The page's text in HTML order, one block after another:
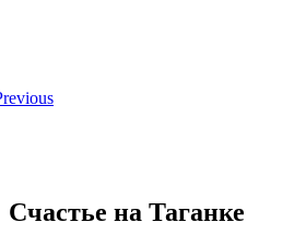
Счастье на Таганке